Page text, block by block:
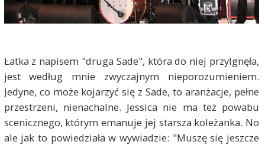
Łatka z napisem "druga Sade", która do niej przylgnęła,
jest według mnie zwyczajnym nieporozumieniem.
Jedyne, co może kojarzyć się z Sade, to aranżacje, pełne
przestrzeni, nienachalne. Jessica nie ma też powabu
scenicznego, którym emanuje jej starsza koleżanka. No
ale jak to powiedziała w wywiadzie: "Muszę się jeszcze